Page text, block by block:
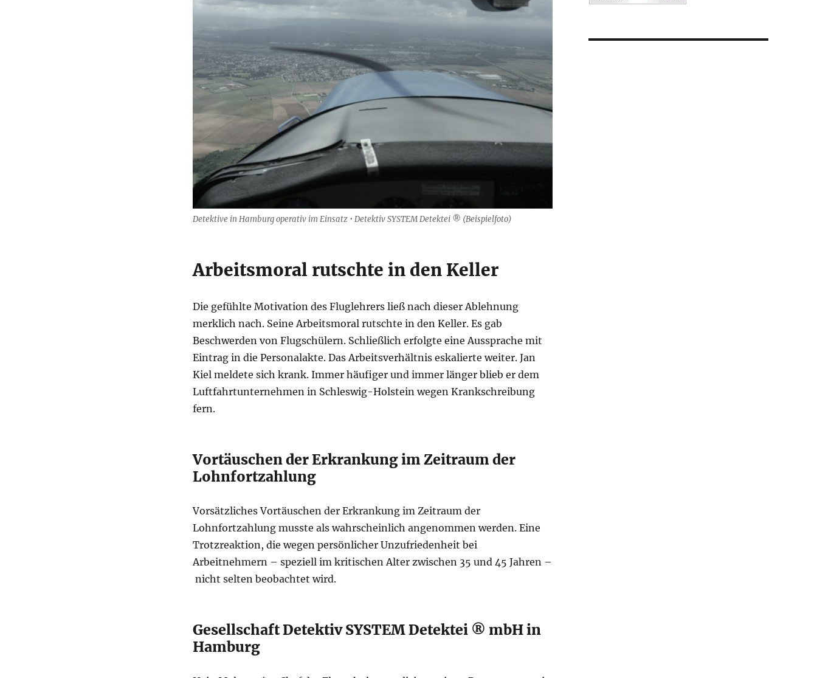
Detektive in Hamburg operativ im Einsatz • Detektiv SYSTEM Detektei ® (Beispielfoto)
Arbeitsmoral rutschte in den Keller
Die gefühlte Motivation des Fluglehrers ließ nach dieser Ablehnung
merklich nach. Seine Arbeitsmoral rutschte in den Keller. Es gab
Beschwerden von Flugschülern. Schließlich erfolgte eine Aussprache mit
Eintrag in die Personalakte. Das Arbeitsverhältnis eskalierte weiter. Jan
Kiel meldete sich krank. Immer häufiger und immer länger blieb er dem
Luftfahrtunternehmen in Schleswig-Holstein wegen Krankschreibung
fern.
Vortäuschen der Erkrankung im Zeitraum der
Lohnfortzahlung
Vorsätzliches Vortäuschen der Erkrankung im Zeitraum der
Lohnfortzahlung musste als wahrscheinlich angenommen werden. Eine
Trotzreaktion, die wegen persönlicher Unzufriedenheit bei
Arbeitnehmern – speziell im kritischen Alter zwischen 35 und 45 Jahren –
nicht selten beobachtet wird.
Gesellschaft Detektiv SYSTEM Detektei ® mbH in
Hamburg